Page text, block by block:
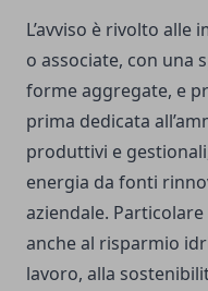
L’avviso è rivolto
o associate, con una
forme aggregate, e
prima dedicata
produttivi e
energia da fonti
aziendale.
anche al risparmio
lavoro, alla